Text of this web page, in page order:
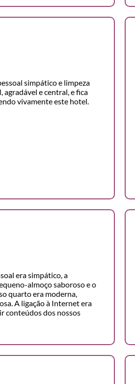
simpático e limpeza
agradável e central, e fica
vivamente este hotel.
era simpático, a
almoço saboroso e o
quarto era moderna,
A ligação à Internet era
conteúdos dos nossos